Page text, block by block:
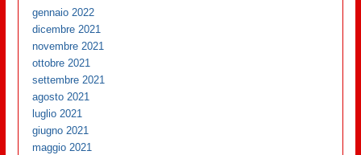
gennaio 2022
dicembre 2021
novembre 2021
ottobre 2021
settembre 2021
agosto 2021
luglio 2021
giugno 2021
maggio 2021